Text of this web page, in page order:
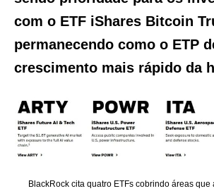
com o ETF iShares Bitcoin
permanecendo como o ETP
crescimento mais rápido da
BlackRock cita quatro ETFs cobrindo áreas